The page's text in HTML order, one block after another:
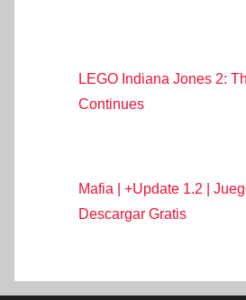
LEGO Indiana Jones 2:
Continues
Mafia | +Update 1.2 |
Descargar Gratis